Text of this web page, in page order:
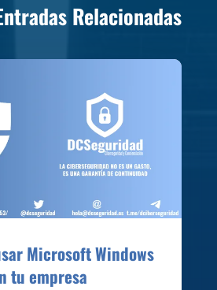
Relacionadas
Microsoft Windows
tu empresa